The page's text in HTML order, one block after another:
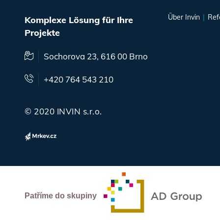
Komplexe Lösung für Ihre
Projekte
Sochorova 23, 616 00 Brno
+420 764 543 210
© 2020 INVIN s.r.o.
Über Invin
Patříme do skupiny